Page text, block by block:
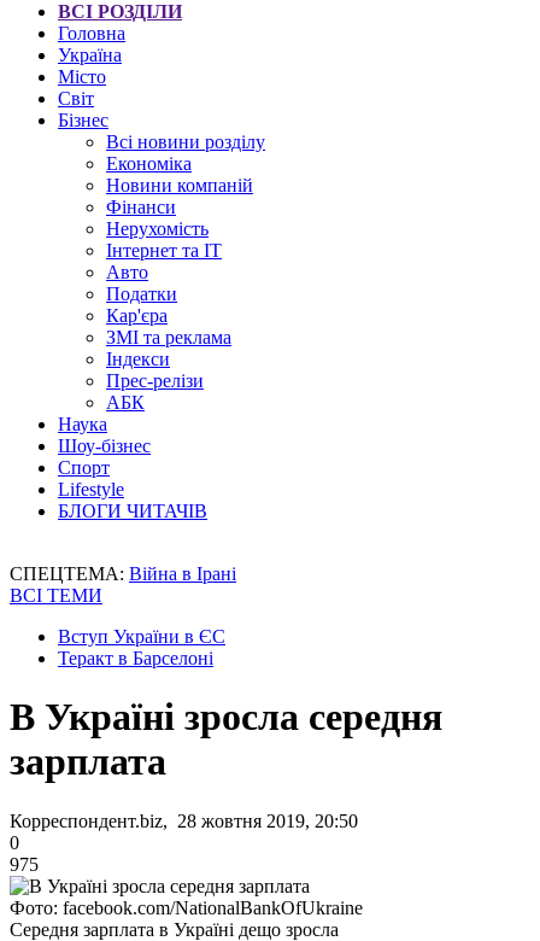
ВСІ РОЗДІЛИ
Головна
Україна
Місто
Світ
Бізнес
Всі новини розділу
Економіка
Новини компаній
Фінанси
Нерухомість
Інтернет та IT
Авто
Податки
Кар'єра
ЗМІ та реклама
Індекси
Прес-релізи
АБК
Наука
Шоу-бізнес
Спорт
Lifestyle
БЛОГИ ЧИТАЧІВ
СПЕЦТЕМА: Війна в Ірані
ВСІ ТЕМИ
Вступ України в ЄС
Теракт в Барселоні
В Україні зросла середня
зарплата
Корреспондент.biz, 28 жовтня 2019, 20:50
0
975
Фото: facebook.com/NationalBankOfUkraine
Середня зарплата в Україні дещо зросла